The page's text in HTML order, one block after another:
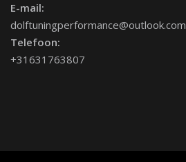
E-mail:
dolftuningperformance@outlook.com
Telefoon:
+31631763807